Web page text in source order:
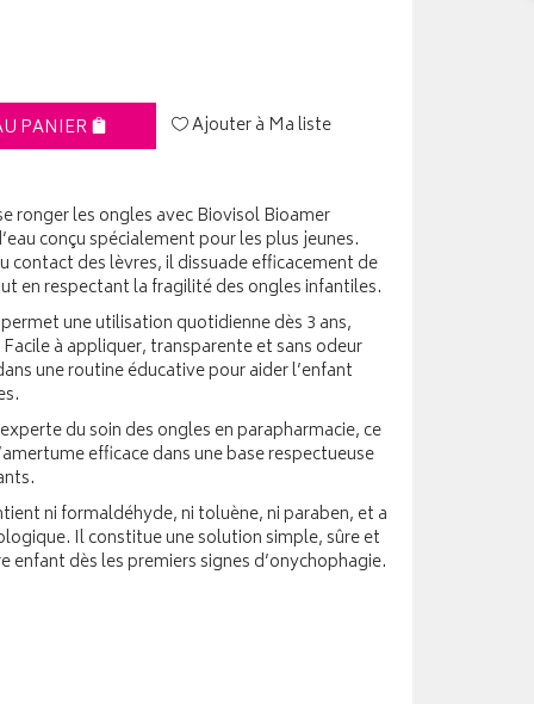
PANIER Ajouter à Ma liste
ronger les ongles avec Biovisol Bioamer
conçu spécialement pour les plus jeunes.
contact des lèvres, il dissuade efficacement de
en respectant la fragilité des ongles infantiles.
une utilisation quotidienne dès 3 ans,
à appliquer, transparente et sans odeur
une routine éducative pour aider l’enfant
du soin des ongles en parapharmacie, ce
efficace dans une base respectueuse
ni formaldéhyde, ni toluène, ni paraben, et a
Il constitue une solution simple, sûre et
dès les premiers signes d’onychophagie.